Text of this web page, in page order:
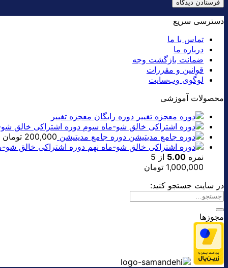
دسترسی سریع
تماس با ما
درباره ما
ضمانت بازگشت وجه
قوانین و مقررات
لوگوی وب‌سایت
محصولات آموزشی
دوره رایگان معجزه تغییر
دوره اشتراکی خالق
دوره جامع مدیتیشن 200,000 تومان
دوره اشتراکی خالق شو-
نمره 5.00 از 5
1,000,000 تومان
در سایت جستجو کنید:
مجوزها